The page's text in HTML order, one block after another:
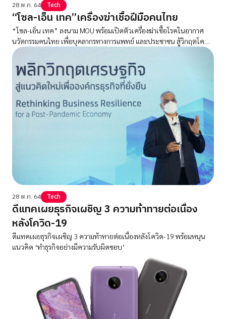
28 พ.ค. 64 Tech
“โซล-เอ็น เทค”เครื่องฆ่าเชื้อฝีมือคนไทย
“โซล-เอ็น เทค” ลงนาม MOU พร้อมเปิดตัวเครื่องฆ่าเชื้อโรคในอากาศ
นวัตกรรมคนไทย เพื่อบุคลากรทางการแพทย์ และประชาชน สู้วิกฤตโค
วิด-19
28 พ.ค. 64 Tech
ดีแทคเผยธุรกิจเผชิญ 3 ความท้าทายต่อเนื่อง
หลังโควิด-19
ดีแทคเผยธุรกิจเผชิญ 3 ความท้าทายต่อเนื่องหลังโควิด-19 พร้อมหนุน
แนวคิด ‘ทำธุรกิจอย่างมีความรับผิดชอบ’